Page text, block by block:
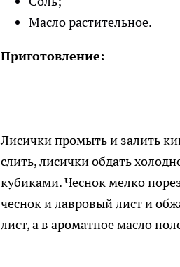
Масло растительное.
Приготовление:
Лисички промыть и залить
слить, лисички обдать
кубиками. Чеснок мелко
чеснок и лавровый лист и
лист, а в ароматное масло